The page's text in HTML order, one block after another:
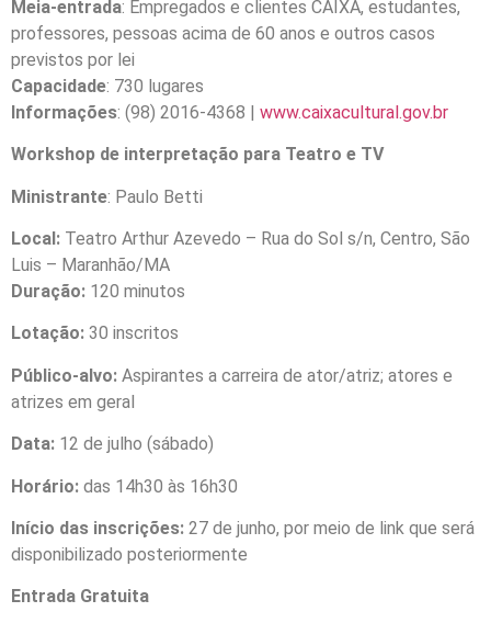
Meia-entrada: Empregados e clientes CAIXA, estudantes,
professores, pessoas acima de 60 anos e outros casos
previstos por lei
Capacidade: 730 lugares
Informações: (98) 2016-4368 | www.caixacultural.gov.br
Workshop de interpretação para Teatro e TV
Ministrante: Paulo Betti
Local: Teatro Arthur Azevedo – Rua do Sol s/n, Centro, São
Luis – Maranhão/MA
Duração: 120 minutos
Lotação: 30 inscritos
Público-alvo: Aspirantes a carreira de ator/atriz; atores e
atrizes em geral
Data: 12 de julho (sábado)
Horário: das 14h30 às 16h30
Início das inscrições: 27 de junho, por meio de link que será
disponibilizado posteriormente
Entrada Gratuita